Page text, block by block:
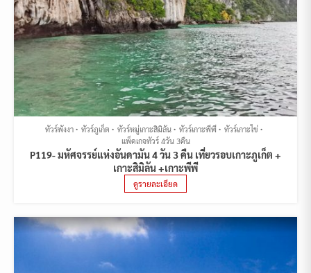
ทัวร์พังงา ทัวร์ภูเก็ต ทัวร์หมู่เกาะสิมิลัน ทัวร์เกาะพีพี
ทัวร์เกาะไข่
แพ็คเกจทัวร์ 4วัน 3คืน
P119- มหัศจรรย์แห่งอันดามัน 4 วัน 3 คืน เที่ยวรอบเกาะภูเก็ต +
เกาะสิมิลัน +เกาะพีพี
ดูรายละเอียด